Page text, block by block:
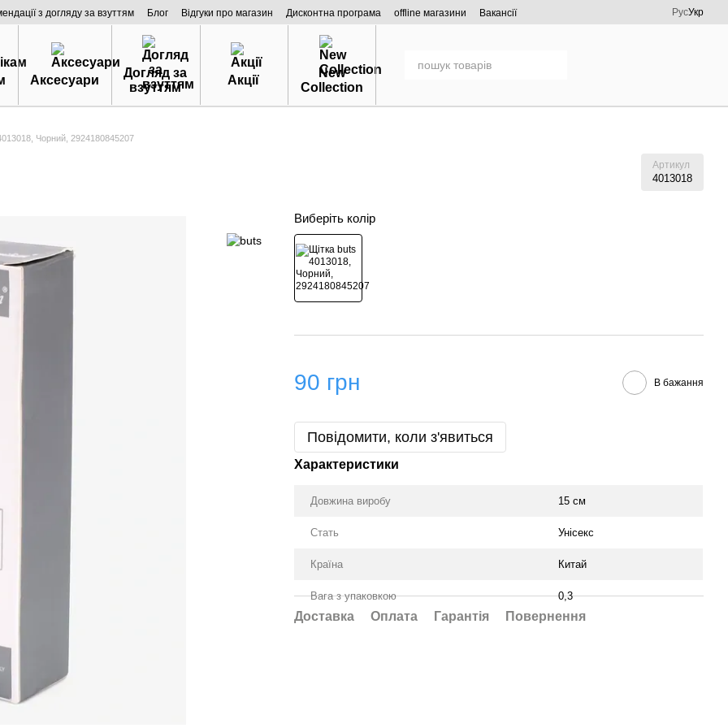
з догляду за взуттям Блог Відгуки про магазин Дисконтна програма offline магазини
Вакансії
РусУкр
Аксесуари
Догляд за
взуттям
Акції
New
Collection
Чорний, 2924180845207
Артикул
4013018
Виберіть колір
90 грн В бажання
Повідомити, коли з'явиться
Характеристики
Довжина виробу 15 см
Стать Унісекс
Країна Китай
Вага з упаковкою 0,3
Доставка Оплата Гарантія Повернення